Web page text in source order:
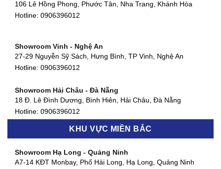
Showroom Quận 11 - TP. HCM
Showroom Quận 4 - TP. HCM
127 Khánh Hội, Phường 3, Quận 4,TP. HCM
Showroom Quận 7 - TP. HCM
877 Huỳnh Tấn Phát, Phú Thuận, Quận 7, TP HCM
Hotline:0906396012
580 Phan Văn Trị, Phường 7, Quận 5, TP HCM
Hotline:0906396012
106 Lê Hồng Phong, Phước Tân, Nha Trang, Khánh Hòa
Hotline: 0906396012
Showroom Vinh - Nghệ An
27-29 Nguyễn Sỹ Sách, Hưng Bình, TP Vinh, Nghệ An
Hotline: 0906396012
Showroom Hải Châu - Đà Nẵng
18 Đ. Lê Đình Dương, Bình Hiên, Hải Châu, Đà Nẵng
Hotline: 0906396012
Showroom Thanh Khê - Đà Nẵng
Hotline:0906396012
KHU VỰC MIỀN BẮC
Showroom Hạ Long - Quảng Ninh
A7-14 KĐT Monbay, Phố Hải Long, Hạ Long, Quảng Ninh